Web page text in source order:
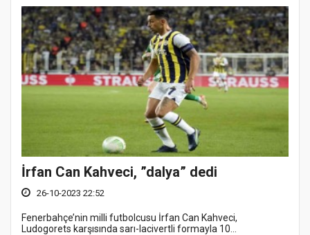
İrfan Can Kahveci, ”dalya” dedi
26-10-2023 22:52
Fenerbahçe’nin milli futbolcusu İrfan Can Kahveci,
Ludogorets karşısında sarı-lacivertli formayla 10...